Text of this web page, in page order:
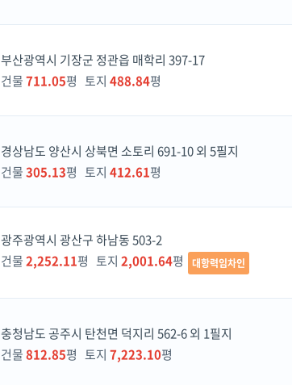
부산광역시 기장군 정관읍 매학리 397-17
건물711.05평 토지 488.84평
경상남도 양산시 상북면 소토리 691-10 외 5필지
건물305.13평 토지 412.61평
광주광역시 광산구 하남동 503-2
건물2,252.11평 토지 2,001.64평 대항력임차인
충청남도 공주시 탄천면 덕지리 562-6 외 1필지
건물812.85평 토지 7,223.10평